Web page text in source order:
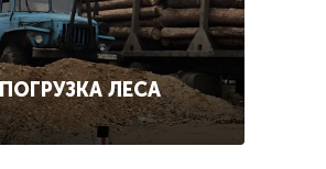
ПОГРУЗКА ЛЕСА